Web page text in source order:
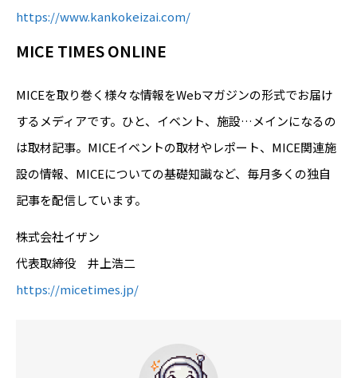
https://www.kankokeizai.com/
MICE TIMES ONLINE
MICEを取り巻く様々な情報をWebマガジンの形式でお届け
するメディアです。ひと、イベント、施設…メインになるの
は取材記事。MICEイベントの取材やレポート、MICE関連施
設の情報、MICEについての基礎知識など、毎月多くの独自
記事を配信しています。
株式会社イザン
代表取締役 井上浩二
https://micetimes.jp/